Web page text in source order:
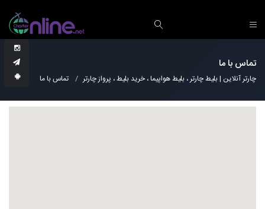
تماس با ما
چارتر آنلاین | بلیط چارتر ، بلیط هواپیما ، خرید بلیط ، پرواز چارتر تماس با ما